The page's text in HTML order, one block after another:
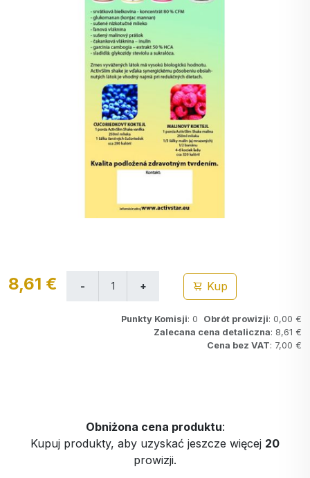
8,61 € Kup
Punkty Komisji: 0 Obrót prowizji: 0,00 €
Zalecana cena detaliczna: 8,61 €
Cena bez VAT: 7,00 €
Obniżona cena produktu:
Kupuj produkty, aby uzyskać jeszcze więcej 20
prowizji.